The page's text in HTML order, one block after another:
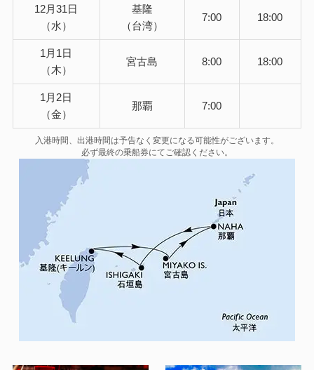
12月31日
（水）
基隆
（台湾）
7:00 18:00
1月1日
（木）
宮古島 8:00 18:00
1月2日
（金）
那覇 7:00
入港時間、出港時間は予告なく変更になる可能性がございます。
必ず最終の乗船券にてご確認ください。